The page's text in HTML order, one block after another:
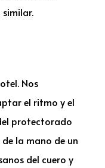
similar.
Nos
el ritmo y el
protectorado
la mano de un
del cuero y